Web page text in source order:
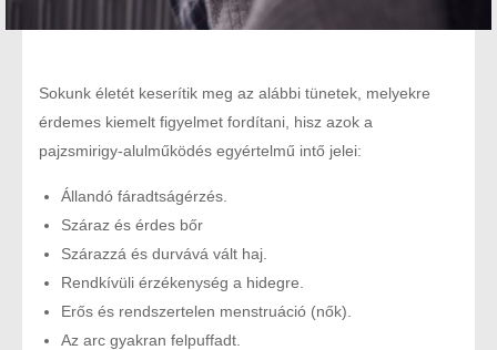
Sokunk életét keserítik meg az alábbi tünetek, melyekre
érdemes kiemelt figyelmet fordítani, hisz azok a
pajzsmirigy-alulműködés egyértelmű intő jelei:
Állandó fáradtságérzés.
Száraz és érdes bőr
Szárazzá és durvává vált haj.
Rendkívüli érzékenység a hidegre.
Erős és rendszertelen menstruáció (nők).
Az arc gyakran felpuffadt.